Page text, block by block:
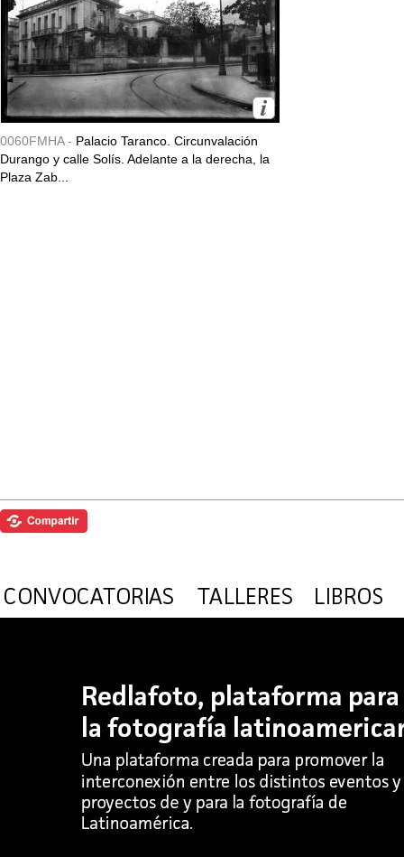
0060FMHA - Palacio Taranco. Circunvalación
Durango y calle Solís. Adelante a la derecha, la
Plaza Zab...